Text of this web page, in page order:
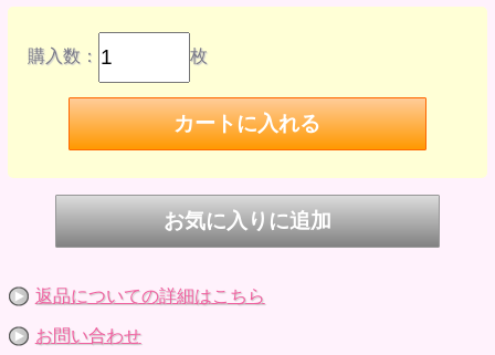
購入数： 枚
返品についての詳細はこちら
お問い合わせ